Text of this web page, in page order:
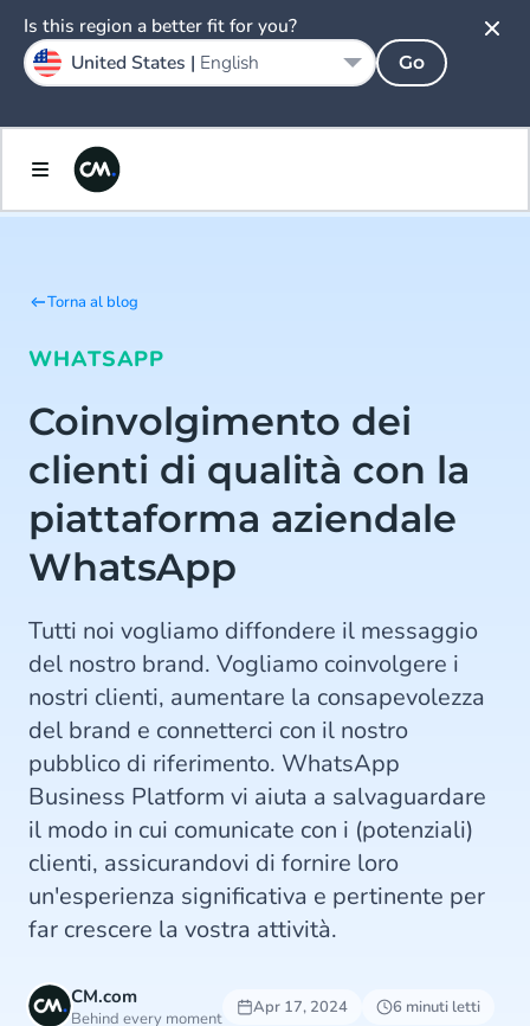
Torna al blog
WHATSAPP
Coinvolgimento dei
clienti di qualità con la
piattaforma aziendale
WhatsApp
Tutti noi vogliamo diffondere il messaggio
del nostro brand. Vogliamo coinvolgere i
nostri clienti, aumentare la consapevolezza
del brand e connetterci con il nostro
pubblico di riferimento. WhatsApp
Business Platform vi aiuta a salvaguardare
il modo in cui comunicate con i (potenziali)
clienti, assicurandovi di fornire loro
un'esperienza significativa e pertinente per
far crescere la vostra attività.
CM.com
Behind every moment
Apr 17, 2024
6 minuti letti
Is this region a better fit for you?
United States | English Go